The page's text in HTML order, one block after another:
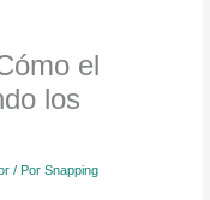
el
los
/ Por Snapping